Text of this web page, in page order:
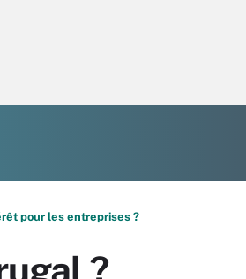
pour les entreprises ?
?